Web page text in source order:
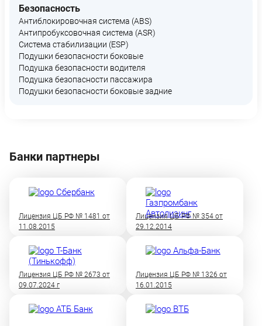
Безопасность
Антиблокировочная система (ABS)
Антипробуксовочная система (ASR)
Система стабилизации (ESP)
Подушки безопасности боковые
Подушка безопасности водителя
Подушка безопасности пассажира
Подушки безопасности боковые задние
Банки партнеры
Лицензия ЦБ РФ № 1481 от
11.08.2015
Лицензия ЦБ РФ № 354 от
29.12.2014
Лицензия ЦБ РФ № 2673 от
09.07.2024 г
Лицензия ЦБ РФ № 1326 от
16.01.2015